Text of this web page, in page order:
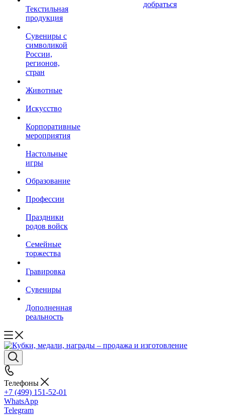
Текстильная
продукция
Сувениры с
символикой
России,
регионов,
стран
Животные
Искусство
Корпоративные
мероприятия
Настольные
игры
Образование
Профессии
Праздники
родов войск
Семейные
торжества
Гравировка
Сувениры
Дополненная
реальность
добраться
Телефоны
+7 (499) 151-52-01
WhatsApp
Telegram